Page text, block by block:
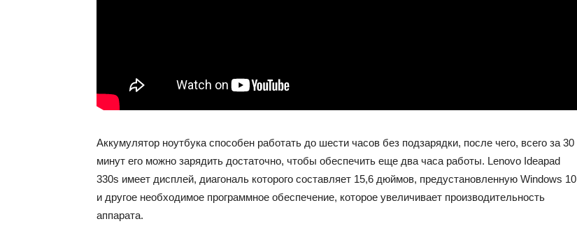
Аккумулятор ноутбука способен работать до шести часов без подзарядки, после чего, всего за 30
минут его можно зарядить достаточно, чтобы обеспечить еще два часа работы. Lenovo Ideapad
330s имеет дисплей, диагональ которого составляет 15,6 дюймов, предустановленную Windows 10
и другое необходимое программное обеспечение, которое увеличивает производительность
аппарата.